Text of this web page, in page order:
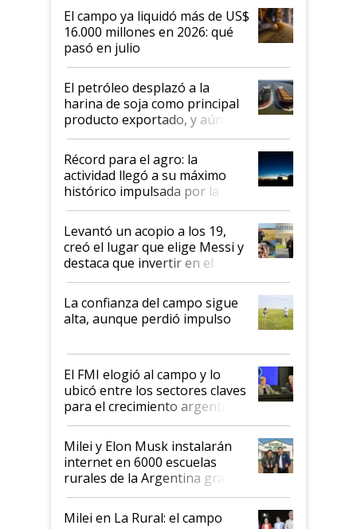
El campo ya liquidó más de US$
16.000 millones en 2026: qué
pasó en julio
El petróleo desplazó a la
harina de soja como principal
producto exportado, y aún así
el agro aportó casi seis de cada
diez dólares y sostuvo el
liderazgo en un semestre
récord
Récord para el agro: la
actividad llegó a su máximo
histórico impulsada por la
cosecha y las exportaciones
Levantó un acopio a los 19,
creó el lugar que elige Messi y
destaca que invertir en el
kirchnerismo era como "darle
plata a un hijo para droga":
Juan Félix Rossetti, el libertario
que de una dura crisis salió
de Milei
La confianza del campo sigue
alta, aunque perdió impulso
El FMI elogió al campo y lo
ubicó entre los sectores claves
para el crecimiento argentino
Milei y Elon Musk instalarán
internet en 6000 escuelas
rurales de la Argentina gracias
a un acuerdo con Starlink
Milei en La Rural: el campo